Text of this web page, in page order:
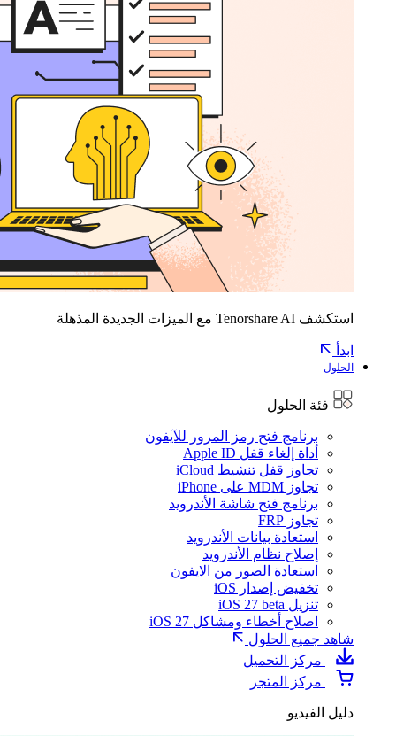
استكشف Tenorshare AI مع الميزات الجديدة المذهلة
ابدأ
الحلول
فئة الحلول
برنامج فتح رمز المرور للآيفون
أداة إلغاء قفل Apple ID
تجاوز قفل تنشيط iCloud
تجاوز MDM على iPhone
برنامج فتح شاشة الأندرويد
تجاوز FRP
استعادة بيانات الأندرويد
إصلاح نظام الأندرويد
استعادة الصور من الايفون
تخفيض إصدار iOS
تنزيل iOS 27 beta
اصلاح أخطاء ومشاكل iOS 27
شاهد جميع الحلول
مركز التحميل
مركز المتجر
دليل الفيديو